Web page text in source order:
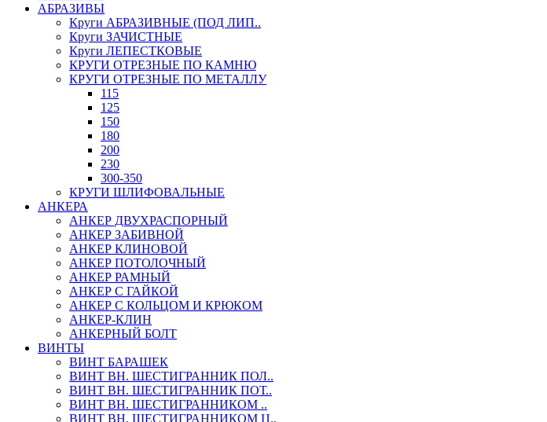
АБРАЗИВЫ
Круги АБРАЗИВНЫЕ (ПОД ЛИП..
Круги ЗАЧИСТНЫЕ
Круги ЛЕПЕСТКОВЫЕ
КРУГИ ОТРЕЗНЫЕ ПО КАМНЮ
КРУГИ ОТРЕЗНЫЕ ПО МЕТАЛЛУ
115
125
150
180
200
230
300-350
КРУГИ ШЛИФОВАЛЬНЫЕ
АНКЕРА
АНКЕР ДВУХРАСПОРНЫЙ
АНКЕР ЗАБИВНОЙ
АНКЕР КЛИНОВОЙ
АНКЕР ПОТОЛОЧНЫЙ
АНКЕР РАМНЫЙ
АНКЕР С ГАЙКОЙ
АНКЕР С КОЛЬЦОМ И КРЮКОМ
АНКЕР-КЛИН
АНКЕРНЫЙ БОЛТ
ВИНТЫ
ВИНТ БАРАШЕК
ВИНТ ВН. ШЕСТИГРАННИК ПОЛ..
ВИНТ ВН. ШЕСТИГРАННИК ПОТ..
ВИНТ ВН. ШЕСТИГРАННИКОМ ..
ВИНТ ВН. ШЕСТИГРАННИКОМ Ц..